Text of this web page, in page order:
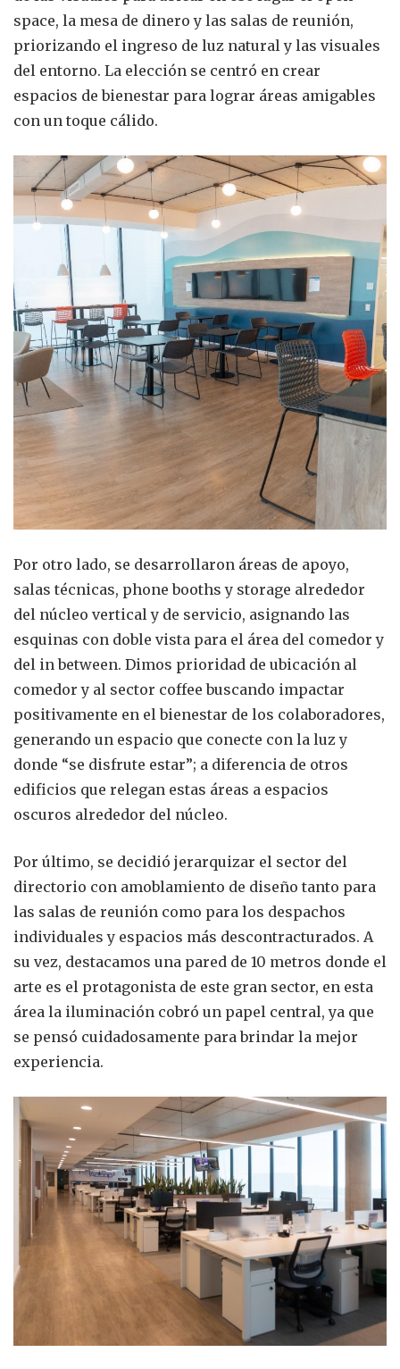
space, la mesa de dinero y las salas de reunión,
priorizando el ingreso de luz natural y las visuales
del entorno. La elección se centró en crear
espacios de bienestar para lograr áreas amigables
con un toque cálido.
Por otro lado, se desarrollaron áreas de apoyo,
salas técnicas, phone booths y storage alrededor
del núcleo vertical y de servicio, asignando las
esquinas con doble vista para el área del comedor y
del in between. Dimos prioridad de ubicación al
comedor y al sector coffee buscando impactar
positivamente en el bienestar de los colaboradores,
generando un espacio que conecte con la luz y
donde “se disfrute estar”; a diferencia de otros
edificios que relegan estas áreas a espacios
oscuros alrededor del núcleo.
Por último, se decidió jerarquizar el sector del
directorio con amoblamiento de diseño tanto para
las salas de reunión como para los despachos
individuales y espacios más descontracturados. A
su vez, destacamos una pared de 10 metros donde el
arte es el protagonista de este gran sector, en esta
área la iluminación cobró un papel central, ya que
se pensó cuidadosamente para brindar la mejor
experiencia.